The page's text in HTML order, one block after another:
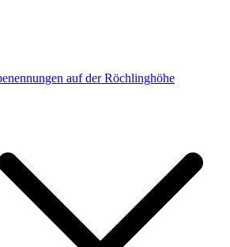
auf der Röchlinghöhe